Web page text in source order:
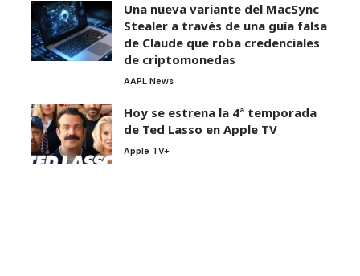
Una nueva variante del MacSync
Stealer a través de una guía falsa
de Claude que roba credenciales
de criptomonedas
AAPL News
Hoy se estrena la 4ª temporada
de Ted Lasso en Apple TV
Apple TV+